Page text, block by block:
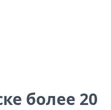
более 20